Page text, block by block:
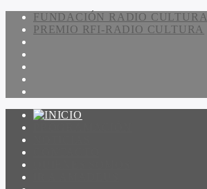
FUNDACIÓN RADIO CULTURA
PREMIO RFI-RADIO CULTURA